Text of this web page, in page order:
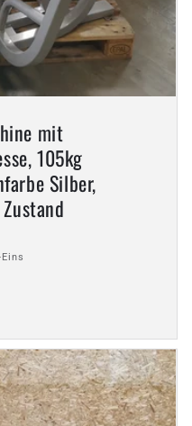
mit
105kg
Silber,